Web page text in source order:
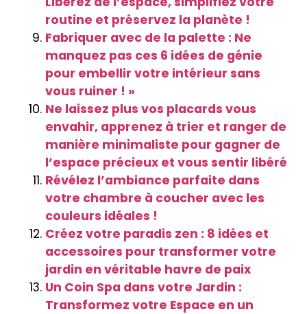
routine et préservez la planète !
Fabriquer avec de la palette : Ne
manquez pas ces 6 idées de génie
pour embellir votre intérieur sans
vous ruiner ! »
Ne laissez plus vos placards vous
envahir, apprenez à trier et ranger de
manière minimaliste pour gagner de
l’espace précieux et vous sentir libéré
Révélez l’ambiance parfaite dans
votre chambre à coucher avec les
couleurs idéales !
Créez votre paradis zen : 8 idées et
accessoires pour transformer votre
jardin en véritable havre de paix
Un Coin Spa dans votre Jardin :
Transformez votre Espace en un